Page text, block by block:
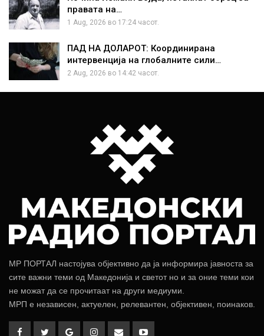
правата на…
1 Aug, 2026 во 17:24 часот.
ПАД НА ДОЛАРОТ: Координирана
интервенција на глобалните сили…
2 Aug, 2026 во 14:42 часот.
МР ПОРТАЛ настојува објективно да ја информира јавноста за
сите важни теми од Македонија и светот но и за оние теми кои
не можат да се прочитаат на други медиуми.
МРП е независен, актуелен, релевантен, објективен, поинаков.